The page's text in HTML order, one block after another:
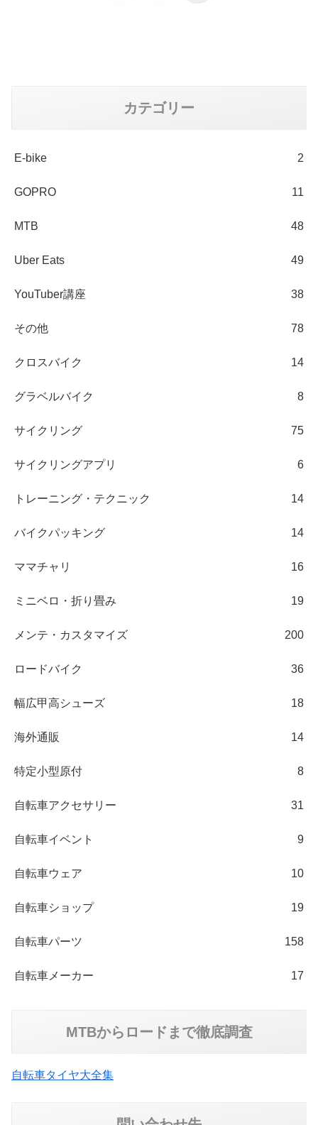
カテゴリー
E-bike 2
GOPRO 11
MTB 48
Uber Eats 49
YouTuber講座 38
その他 78
クロスバイク 14
グラベルバイク 8
サイクリング 75
サイクリングアプリ 6
トレーニング・テクニック 14
バイクパッキング 14
ママチャリ 16
ミニベロ・折り畳み 19
メンテ・カスタマイズ 200
ロードバイク 36
幅広甲高シューズ 18
海外通販 14
特定小型原付 8
自転車アクセサリー 31
自転車イベント 9
自転車ウェア 10
自転車ショップ 19
自転車パーツ 158
自転車メーカー 17
MTBからロードまで徹底調査
自転車タイヤ大全集